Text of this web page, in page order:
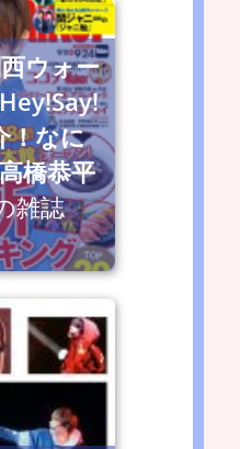
ウォー
！なに
橋恭平
雑誌